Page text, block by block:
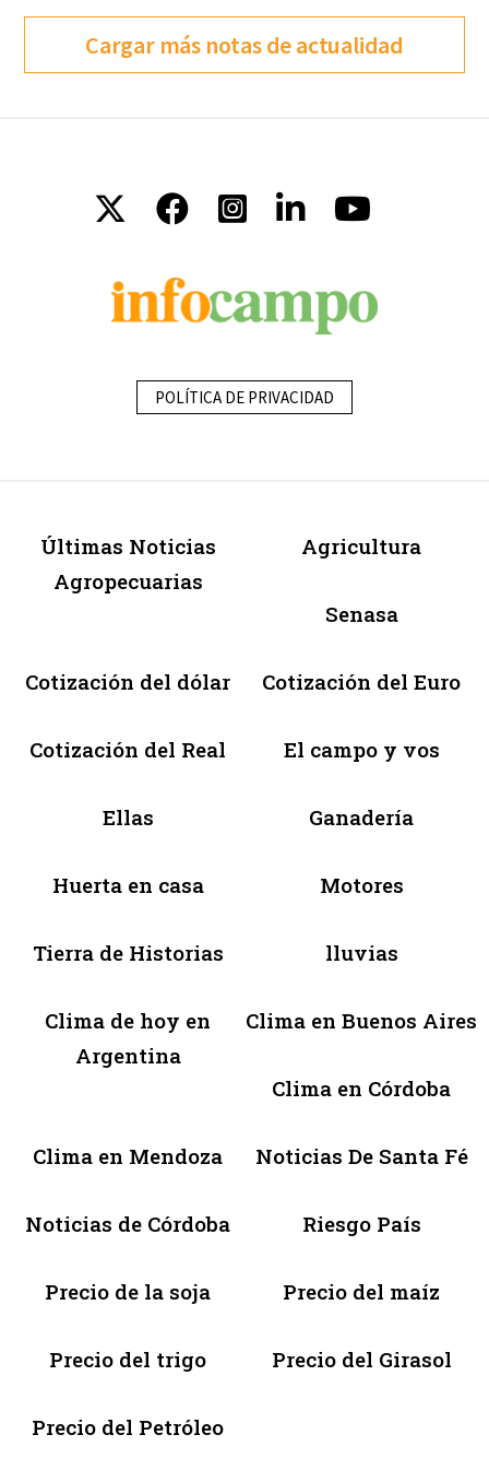
Cargar más notas de actualidad
POLÍTICA DE PRIVACIDAD
Últimas Noticias
Agropecuarias
Agricultura
Senasa
Cotización del dólar Cotización del Euro
Cotización del Real El campo y vos
Ellas Ganadería
Huerta en casa Motores
Tierra de Historias lluvias
Clima de hoy en
Argentina
Clima en Buenos Aires
Clima en Córdoba
Clima en Mendoza Noticias De Santa Fé
Noticias de Córdoba Riesgo País
Precio de la soja Precio del maíz
Precio del trigo Precio del Girasol
Precio del Petróleo